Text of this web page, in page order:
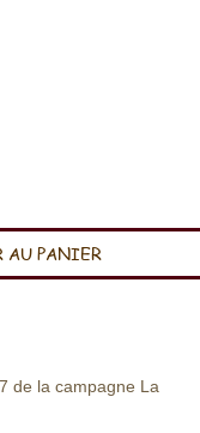
AU PANIER
de la campagne La